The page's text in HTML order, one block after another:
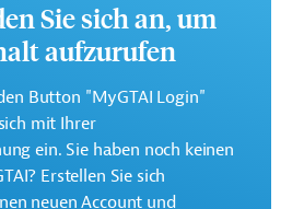
und
Sie sich an, um
aufzurufen
Button "MyGTAI Login"
mit Ihrer
ein. Sie haben noch keinen
Erstellen Sie sich
neuen Account und